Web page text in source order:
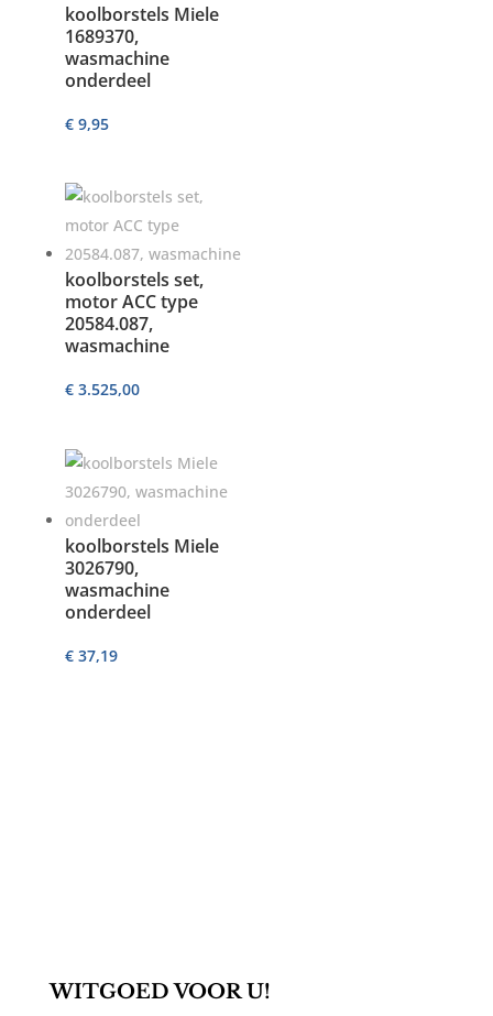
koolborstels Miele
1689370,
wasmachine
onderdeel
€9,95
koolborstels set,
motor ACC type
20584.087,
wasmachine
€3.525,00
koolborstels Miele
3026790,
wasmachine
onderdeel
€37,19
WITGOED VOOR U!